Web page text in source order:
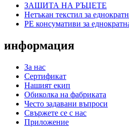
ЗАЩИТА НА РЪЦЕТЕ
Нетъкан текстил за
PE консумативи за
информация
За нас
Сертификат
Нашият екип
Обиколка на фабриката
Често задавани въпроси
Свържете се с нас
Приложение